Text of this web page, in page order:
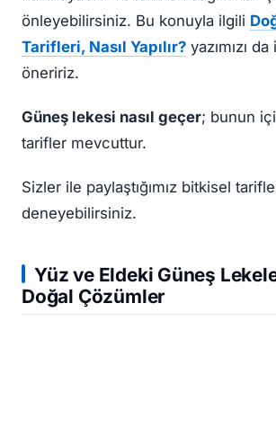
önleyebilirsiniz. Bu konuyla ilgili
Tarifleri, Nasıl Yapılır? yazımızı
öneririz.
Güneş lekesi nasıl geçer; bunun
tarifler mevcuttur.
Sizler ile paylaştığımız bitkisel
deneyebilirsiniz.
Yüz ve Eldeki Güneş
Doğal Çözümler